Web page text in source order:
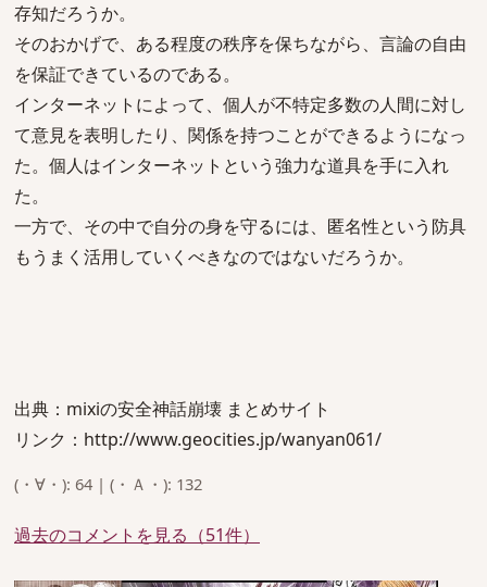
存知だろうか。
そのおかげで、ある程度の秩序を保ちながら、言論の自由
を保証できているのである。
インターネットによって、個人が不特定多数の人間に対し
て意見を表明したり、関係を持つことができるようになっ
た。個人はインターネットという強力な道具を手に入れ
た。
一方で、その中で自分の身を守るには、匿名性という防具
もうまく活用していくべきなのではないだろうか。
出典：mixiの安全神話崩壊 まとめサイト
リンク：http://www.geocities.jp/wanyan061/
(・∀・): 64 | (・Ａ・): 132
過去のコメントを見る（51件）